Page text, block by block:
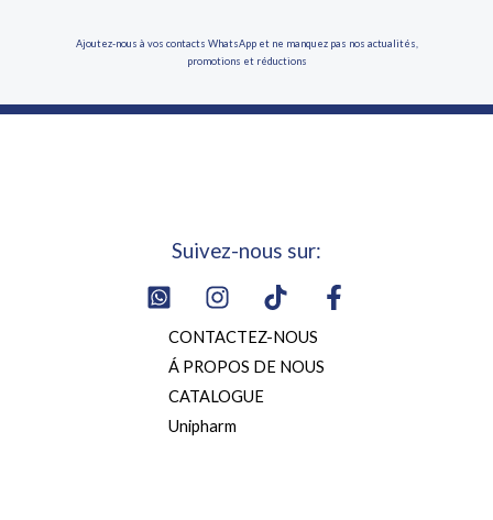
Ajoutez-nous à vos contacts WhatsApp et ne manquez pas nos actualités,
promotions et réductions
Suivez-nous sur:
CONTACTEZ-NOUS
Á PROPOS DE NOUS
CATALOGUE
Unipharm